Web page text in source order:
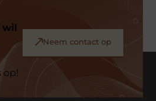
op!
Neem contact op